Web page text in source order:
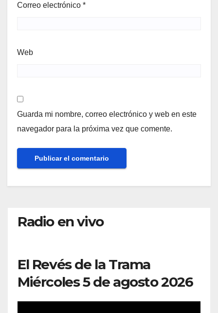
Correo electrónico *
Web
Guarda mi nombre, correo electrónico y web en este
navegador para la próxima vez que comente.
Radio en vivo
El Revés de la Trama
Miércoles 5 de agosto 2026